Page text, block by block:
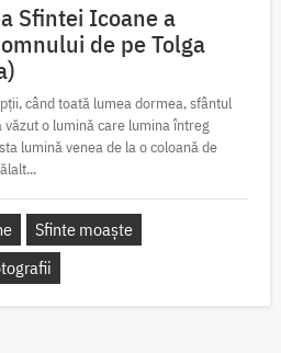
Sfintei Icoane a
de pe Tolga
când toată lumea dormea, sfântul
văzut o lumină care lumina întreg
lumină venea de la o coloană de
Sfinte moaște